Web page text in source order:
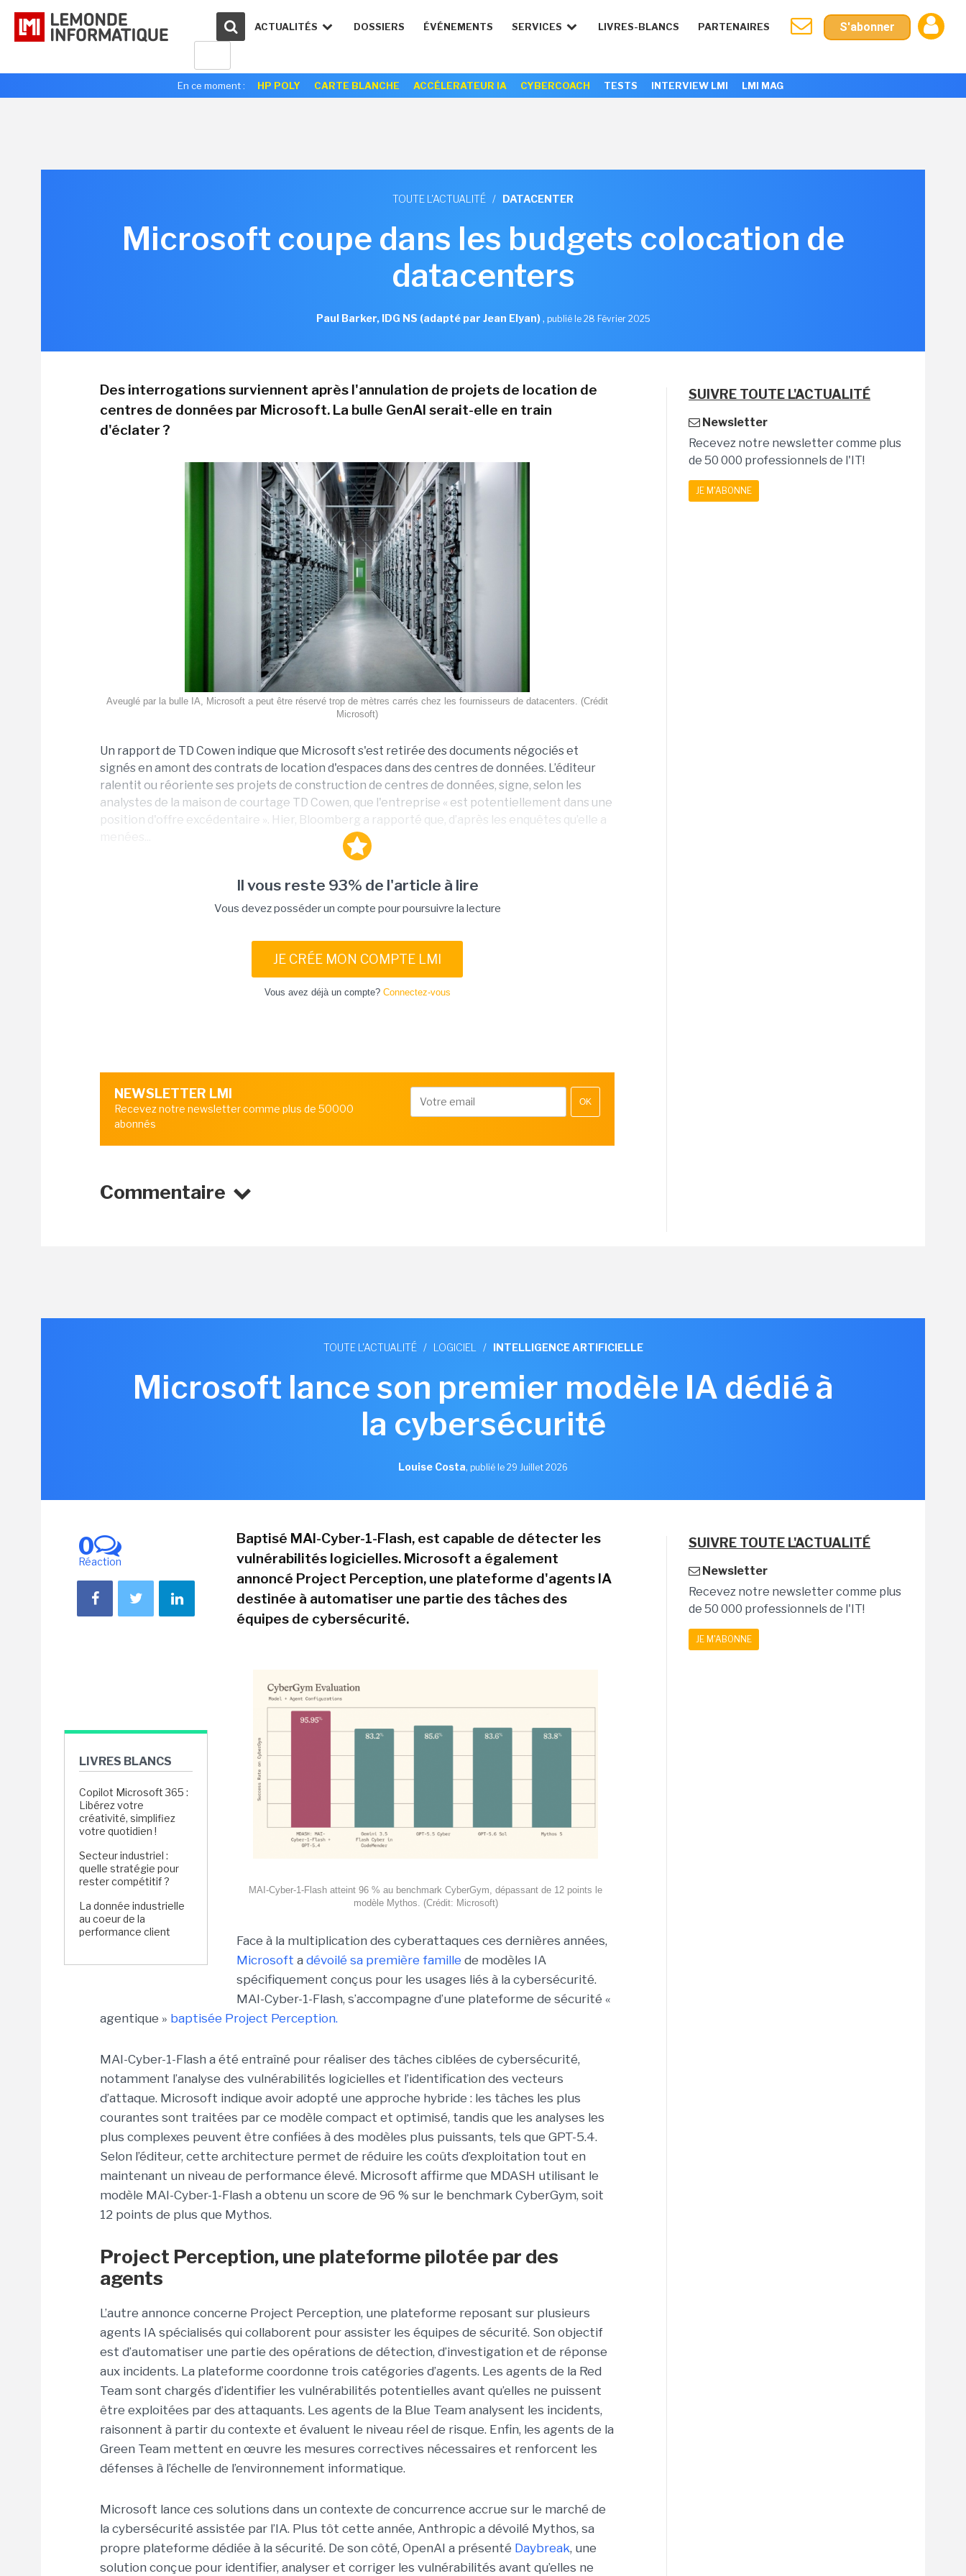
ACTUALITÉS DOSSIERS ÉVÉNEMENTS SERVICES LIVRES-BLANCS PARTENAIRES S'abonner
En ce moment : HP POLY CARTE BLANCHE ACCÉLERATEUR IA CYBERCOACH TESTS INTERVIEW LMI LMI MAG
TOUTE L'ACTUALITÉ / DATACENTER
Microsoft coupe dans les budgets colocation de
datacenters
Paul Barker, IDG NS (adapté par Jean Elyan), publié le 28 Février 2025
Des interrogations surviennent après l'annulation de projets de location de
centres de données par Microsoft. La bulle GenAI serait-elle en train
d'éclater ?
Aveuglé par la bulle IA, Microsoft a peut être réservé trop de mètres carrés chez les fournisseurs de datacenters. (Crédit
Microsoft)
Un rapport de TD Cowen indique que Microsoft s'est retirée des documents négociés et
signés en amont des contrats de location d'espaces dans des centres de données. L’éditeur
ralentit ou réoriente ses projets de construction de centres de données, signe, selon les
analystes de la maison de courtage TD Cowen, que l'entreprise « est potentiellement dans une
position d'offre excédentaire ». Hier, Bloomberg a rapporté que, d’après les enquêtes qu’elle a
Il vous reste 93% de l'article à lire
Vous devez posséder un compte pour poursuivre la lecture
JE CRÉE MON COMPTE LMI
Vous avez déjà un compte? Connectez-vous
NEWSLETTER LMI
Recevez notre newsletter comme plus de 50000
abonnés
OK
Commentaire
SUIVRE TOUTE L'ACTUALITÉ
Newsletter
Recevez notre newsletter comme plus
de 50 000 professionnels de l'IT!
JE M'ABONNE
TOUTE L'ACTUALITÉ / LOGICIEL / INTELLIGENCE ARTIFICIELLE
Microsoft lance son premier modèle IA dédié à
la cybersécurité
Louise Costa, publié le 29 Juillet 2026
0
Réaction
LIVRES BLANCS
Copilot Microsoft 365 :
Libérez votre
créativité, simplifiez
votre quotidien !
Secteur industriel :
quelle stratégie pour
rester compétitif ?
La donnée industrielle
au coeur de la
performance client
Baptisé MAI-Cyber-1-Flash, est capable de détecter les
vulnérabilités logicielles. Microsoft a également
annoncé Project Perception, une plateforme d'agents IA
destinée à automatiser une partie des tâches des
équipes de cybersécurité.
MAI-Cyber-1-Flash atteint 96 % au benchmark CyberGym, dépassant de 12 points le
modèle Mythos. (Crédit: Microsoft)
Face à la multiplication des cyberattaques ces dernières années,
Microsoft a dévoilé sa première famille de modèles IA
spécifiquement conçus pour les usages liés à la cybersécurité.
MAI-Cyber-1-Flash, s’accompagne d’une plateforme de sécurité «
agentique » baptisée Project Perception.
MAI-Cyber-1-Flash a été entraîné pour réaliser des tâches ciblées de cybersécurité,
notamment l’analyse des vulnérabilités logicielles et l’identification des vecteurs
d’attaque. Microsoft indique avoir adopté une approche hybride : les tâches les plus
courantes sont traitées par ce modèle compact et optimisé, tandis que les analyses les
plus complexes peuvent être confiées à des modèles plus puissants, tels que GPT-5.4.
Selon l’éditeur, cette architecture permet de réduire les coûts d’exploitation tout en
maintenant un niveau de performance élevé. Microsoft affirme que MDASH utilisant le
modèle MAI-Cyber-1-Flash a obtenu un score de 96 % sur le benchmark CyberGym, soit
12 points de plus que Mythos.
Project Perception, une plateforme pilotée par des
agents
L’autre annonce concerne Project Perception, une plateforme reposant sur plusieurs
agents IA spécialisés qui collaborent pour assister les équipes de sécurité. Son objectif
est d’automatiser une partie des opérations de détection, d’investigation et de réponse
aux incidents. La plateforme coordonne trois catégories d’agents. Les agents de la Red
Team sont chargés d’identifier les vulnérabilités potentielles avant qu’elles ne puissent
être exploitées par des attaquants. Les agents de la Blue Team analysent les incidents,
raisonnent à partir du contexte et évaluent le niveau réel de risque. Enfin, les agents de la
Green Team mettent en œuvre les mesures correctives nécessaires et renforcent les
défenses à l’échelle de l’environnement informatique.
Microsoft lance ces solutions dans un contexte de concurrence accrue sur le marché de
la cybersécurité assistée par l’IA. Plus tôt cette année, Anthropic a dévoilé Mythos, sa
propre plateforme dédiée à la sécurité. De son côté, OpenAI a présenté Daybreak, une
solution conçue pour identifier, analyser et corriger les vulnérabilités avant qu’elles ne
SUIVRE TOUTE L'ACTUALITÉ
Newsletter
Recevez notre newsletter comme plus
de 50 000 professionnels de l'IT!
JE M'ABONNE